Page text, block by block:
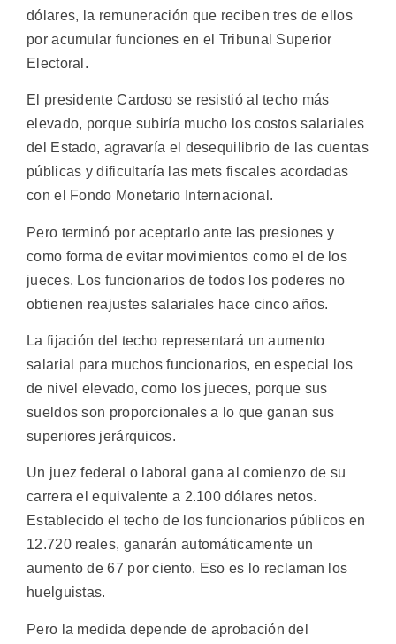
dólares, la remuneración que reciben tres de ellos
por acumular funciones en el Tribunal Superior
Electoral.
El presidente Cardoso se resistió al techo más
elevado, porque subiría mucho los costos salariales
del Estado, agravaría el desequilibrio de las cuentas
públicas y dificultaría las mets fiscales acordadas
con el Fondo Monetario Internacional.
Pero terminó por aceptarlo ante las presiones y
como forma de evitar movimientos como el de los
jueces. Los funcionarios de todos los poderes no
obtienen reajustes salariales hace cinco años.
La fijación del techo representará un aumento
salarial para muchos funcionarios, en especial los
de nivel elevado, como los jueces, porque sus
sueldos son proporcionales a lo que ganan sus
superiores jerárquicos.
Un juez federal o laboral gana al comienzo de su
carrera el equivalente a 2.100 dólares netos.
Establecido el techo de los funcionarios públicos en
12.720 reales, ganarán automáticamente un
aumento de 67 por ciento. Eso es lo reclaman los
huelguistas.
Pero la medida depende de aprobación del